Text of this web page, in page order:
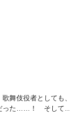
舞伎役者としても、
った……！ そして、